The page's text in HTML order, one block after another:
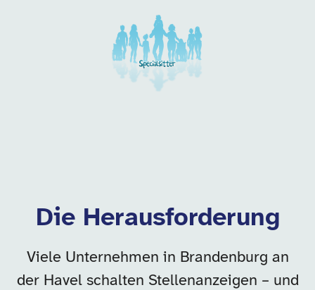
Unsere Arbeitgeber in
Die Herausforderung
Viele Unternehmen in Brandenburg an
der Havel schalten Stellenanzeigen – und